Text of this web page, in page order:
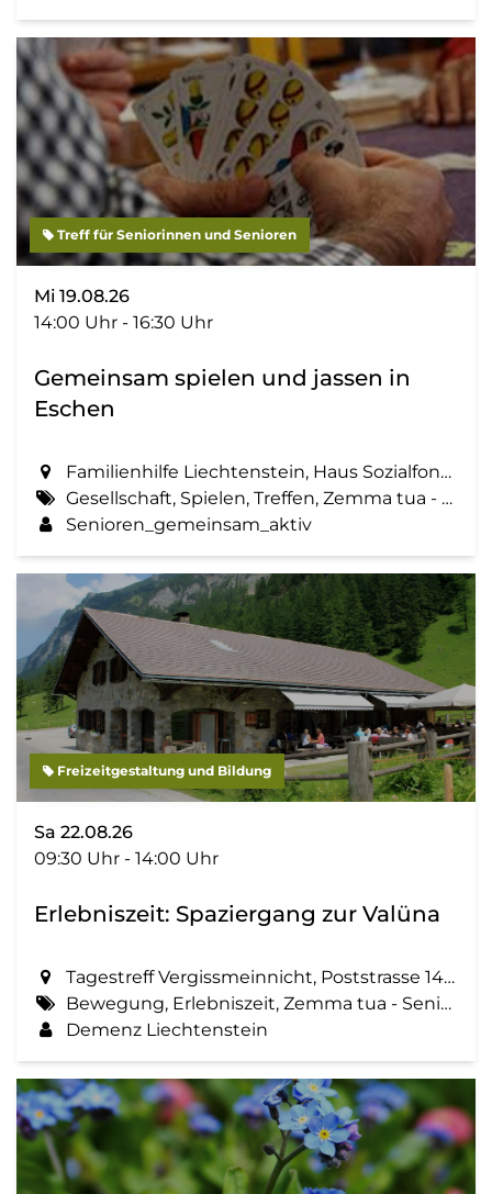
Treff für Seniorinnen und Senioren
Mi 19.08.26
14:00 Uhr - 16:30 Uhr
Gemeinsam spielen und jassen in
Eschen
Familienhilfe Liechtenstein, Haus Sozialfonds, St. Martinsring 73 in Eschen
Gesellschaft, Spielen, Treffen, Zemma tua - Senioren gemeinsam aktiv
Senioren_gemeinsam_aktiv
Freizeitgestaltung und Bildung
Sa 22.08.26
09:30 Uhr - 14:00 Uhr
Erlebniszeit: Spaziergang zur Valüna
Tagestreff Vergissmeinnicht, Poststrasse 14 in Schaan
Bewegung, Erlebniszeit, Zemma tua - Senioren gemeinsam aktiv, Spaziergang, Geselligkeit
Demenz Liechtenstein